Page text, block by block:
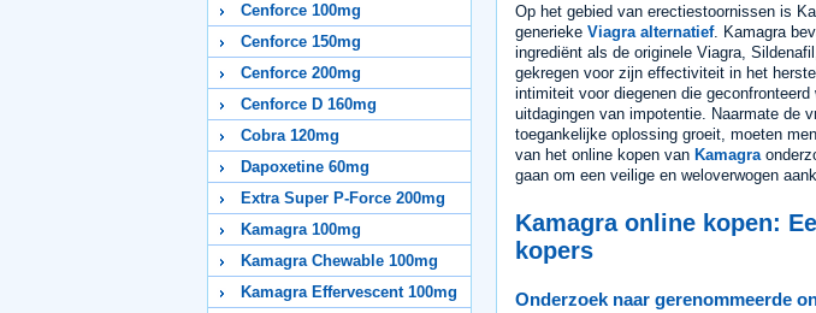
Cenforce 100mg
Cenforce 150mg
Cenforce 200mg
Cenforce D 160mg
Cobra 120mg
Dapoxetine 60mg
Extra Super P-Force 200mg
Kamagra 100mg
Kamagra Chewable 100mg
Kamagra Effervescent 100mg
Op het gebied van erectiestoornissen is
generieke Viagra alternatief. Kamagra
ingrediënt als de originele Viagra,
gekregen voor zijn effectiviteit in het
intimiteit voor diegenen die geconfronteerd
uitdagingen van impotentie. Naarmate de
toegankelijke oplossing groeit, moeten
van het online kopen van Kamagra
gaan om een veilige en weloverwogen
Kamagra online kopen:
kopers
Onderzoek naar gerenommeerde